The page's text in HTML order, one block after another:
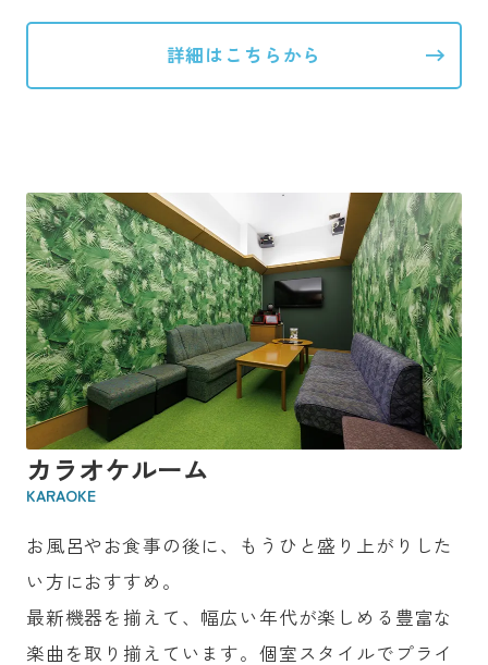
詳細はこちらから →
カラオケルーム
KARAOKE
お風呂やお食事の後に、もうひと盛り上がりした
い方におすすめ。
最新機器を揃えて、幅広い年代が楽しめる豊富な
楽曲を取り揃えています。個室スタイルでプライ